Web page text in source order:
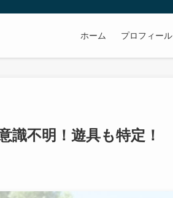
ホーム プロフィール
識不明！遊具も特定！